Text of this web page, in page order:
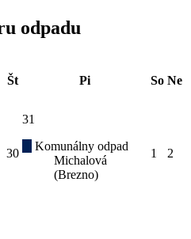
odpadu
Št Pi So Ne
30
31
Komunálny odpad
Michalová
(Brezno)
1 2